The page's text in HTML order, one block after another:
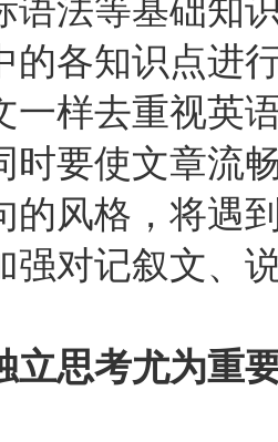
语法等基础知
的各知识点进
一样去重视英
时要使文章流
的风格，将遇
强对记叙文、
思考尤为重